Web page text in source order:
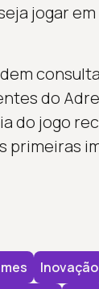
jogar em
do
do jogo
primeiras
Inovação